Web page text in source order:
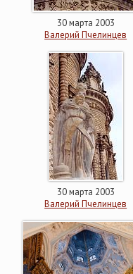
30 марта 2003
Валерий Пчелинцев
30 марта 2003
Валерий Пчелинцев